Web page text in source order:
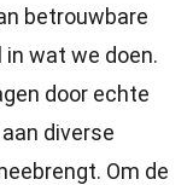
betrouwbare
wat we doen.
door echte
diverse
Om de